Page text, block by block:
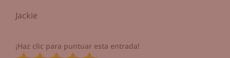
Jackie
¡Haz clic para puntuar esta entrada!